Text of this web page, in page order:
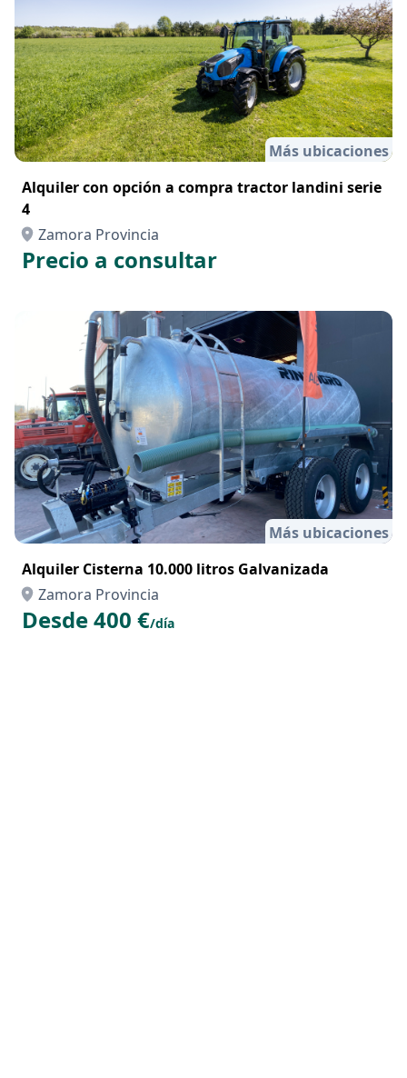
Más ubicaciones
Alquiler con opción a compra tractor landini serie
4
Zamora Provincia
Precio a consultar
Más ubicaciones
Alquiler Cisterna 10.000 litros Galvanizada
Zamora Provincia
Desde 400 €/día